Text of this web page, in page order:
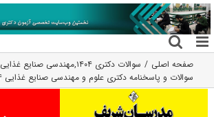
رفتن
به
محتوا
صفحه اصلی سوالات دکتری ۱۴۰۴ ,مهندسی صنایع غذایی
سوالات و پاسخنامه دکتری علوم و مهندسی صنایع غذایی ۱۴۰۴